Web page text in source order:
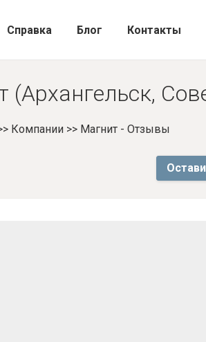
Справка Блог Контакты
(Архангельск,
Компании>> Магнит - Отзывы